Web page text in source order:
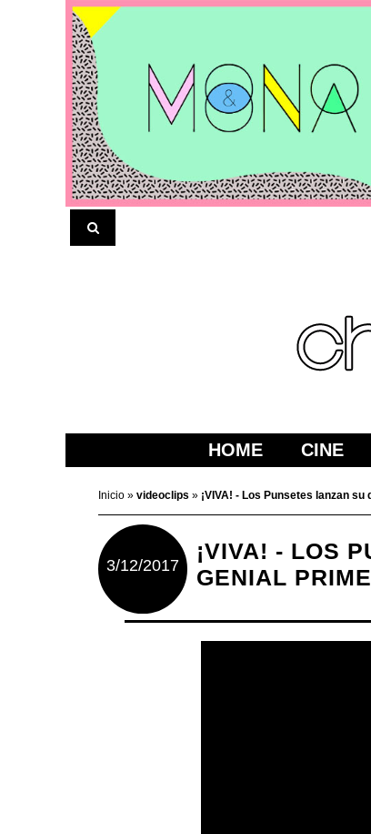
HOME CINE
Inicio » videoclips » ¡VIVA! - Los Punsetes lanzan
3/12/2017
¡VIVA! - LOS
GENIAL